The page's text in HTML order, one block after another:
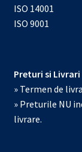
ISO 14001
ISO 9001
Preturi si Livrari
» Termen de
» Preturile NU
livrare.